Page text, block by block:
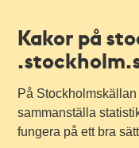
Kakor på
På
sammanställa
fungera på ett bra